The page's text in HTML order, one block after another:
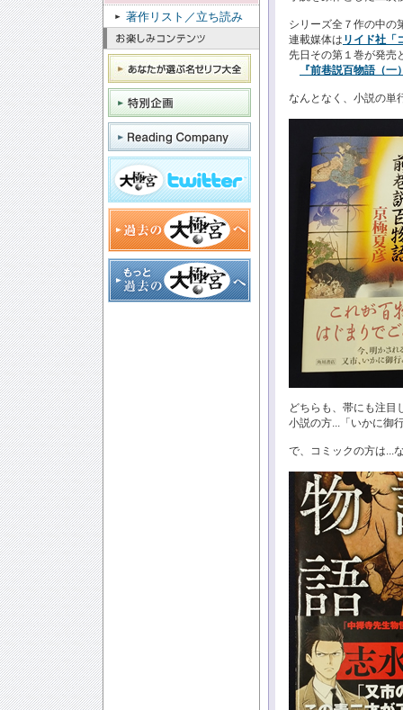
著作リスト／立ち読み
シリーズ全７作の中の
連載媒体は リイド社「
先日その第１巻が発売
『前巷説百物語（一
なんとなく、小説の単
どちらも、帯にも注目
小説の方...「いかに御
で、コミックの方は...